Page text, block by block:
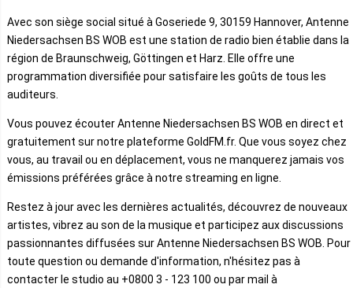
Avec son siège social situé à Goseriede 9, 30159 Hannover, Antenne
Niedersachsen BS WOB est une station de radio bien établie dans la
région de Braunschweig, Göttingen et Harz. Elle offre une
programmation diversifiée pour satisfaire les goûts de tous les
auditeurs.
Vous pouvez écouter Antenne Niedersachsen BS WOB en direct et
gratuitement sur notre plateforme GoldFM.fr. Que vous soyez chez
vous, au travail ou en déplacement, vous ne manquerez jamais vos
émissions préférées grâce à notre streaming en ligne.
Restez à jour avec les dernières actualités, découvrez de nouveaux
artistes, vibrez au son de la musique et participez aux discussions
passionnantes diffusées sur Antenne Niedersachsen BS WOB. Pour
toute question ou demande d'information, n'hésitez pas à
contacter le studio au +0800 3 - 123 100 ou par mail à